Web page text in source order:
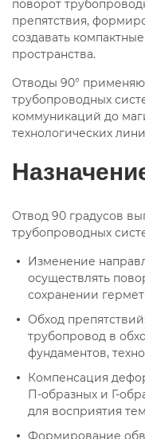
поворот
препятствия,
создавать
пространства.
Отводы 90°
трубопроводных
коммуникаций до
технологических
Отвод 90 градусов
трубопроводных
Изменение
осуществлять
сохранении
Обход
трубопровод в
фундаментов,
Компенсация
П-образных и Г-
для восприятия
Формирование